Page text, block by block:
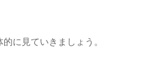
に見ていきましょう。